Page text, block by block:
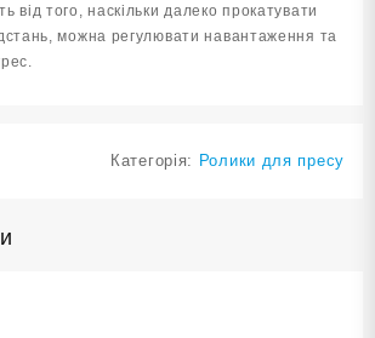
від того, наскільки далеко прокатувати
можна регулювати навантаження та
Категорія: Ролики для пресу